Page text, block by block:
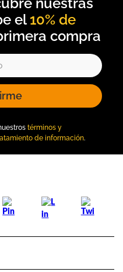
10% de
términos y
de información.